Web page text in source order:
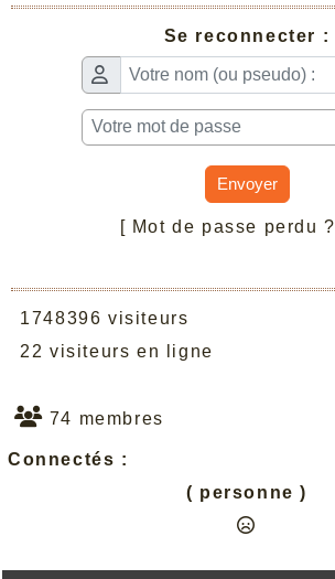
Se reconnecter :
Envoyer
[ Mot de passe perdu ?
1748396 visiteurs
22 visiteurs en ligne
74 membres
Connectés :
( personne )